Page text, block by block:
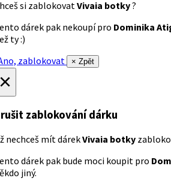
si zablokovatVivaia botky?
dárek pak nekoupí pro Dominika
ty :)
zablokovat
× Zpět
zablokování dárku
nechceš mít dárekVivaia botky
dárek pak bude moci koupit pro
jiný.